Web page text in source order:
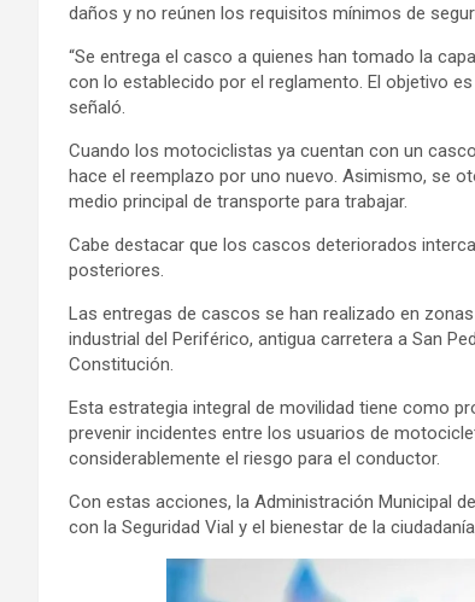
daños y no reúnen los requisitos mínimos de
“Se entrega el casco a quienes han tomado la
con lo establecido por el reglamento. El objetivo
señaló.
Cuando los motociclistas ya cuentan con un
hace el reemplazo por uno nuevo. Asimismo, se
medio principal de transporte para trabajar.
Cabe destacar que los cascos deteriorados
posteriores.
Las entregas de cascos se han realizado en
industrial del Periférico, antigua carretera a San
Constitución.
Esta estrategia integral de movilidad tiene como
prevenir incidentes entre los usuarios de
considerablemente el riesgo para el conductor.
Con estas acciones, la Administración Municipal
con la Seguridad Vial y el bienestar de la